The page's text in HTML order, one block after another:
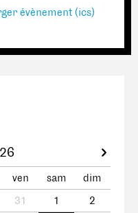
évènement (ics)
ven sam
dim
31 1
2